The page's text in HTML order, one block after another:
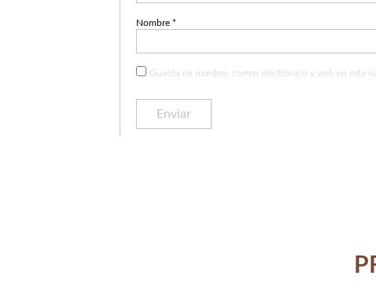
Nombre *
Guarda mi nombre, correo electrónico y web en este